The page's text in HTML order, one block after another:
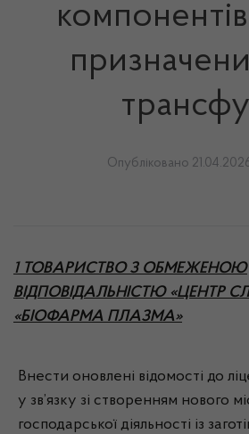
Опубліковано
1 ТОВАРИСТВО З ОБМЕЖЕНОЮ
ВІДПОВІДАЛЬНІСТЮ «ЦЕНТР
«БІОФАРМА ПЛАЗМА»
Внести оновлені відомості до
у зв’язку зі створенням нового
господарської діяльності із